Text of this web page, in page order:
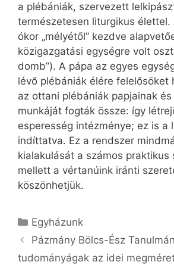
a plébániák, szervezett
természetesen liturgikus élettel.
ókor „mélyétől” kezdve
közigazgatási egységre volt
domb”). A pápa az egyes
lévő plébániák élére felelősöket
az ottani plébániák papjainak
munkáját fogták össze: így
esperesség intézménye; ez is a
indíttatva. Ez a rendszer
kialakulását a számos praktikus
mellett a vér­tanúink iránti
köszönhetjük.
Kategória
Egyházunk
Pázmány Bölcs-Ész
tudományágak az idei